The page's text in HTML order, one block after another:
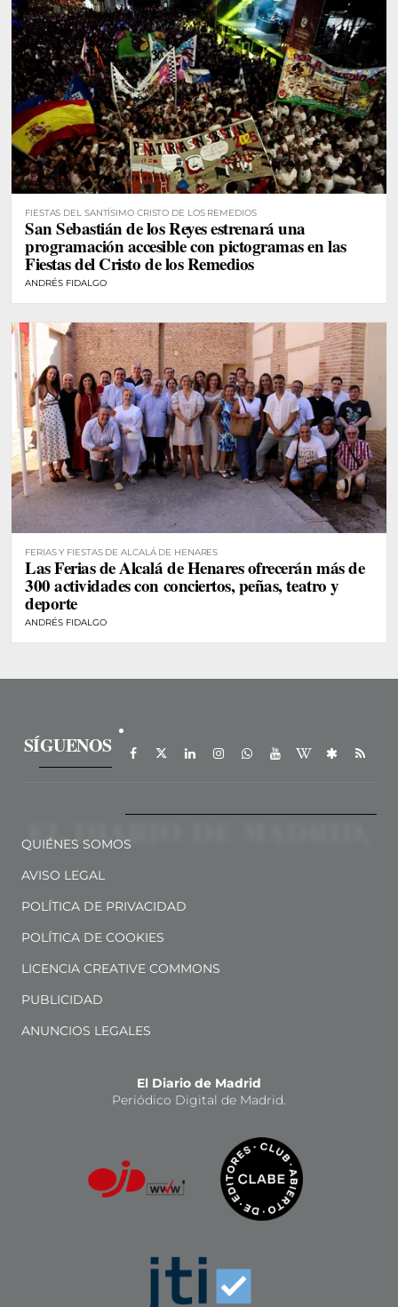
FIESTAS DEL SANTÍSIMO CRISTO DE LOS REMEDIOS
San Sebastián de los Reyes estrenará una
programación accesible con pictogramas en las
Fiestas del Cristo de los Remedios
ANDRÉS FIDALGO
FERIAS Y FIESTAS DE ALCALÁ DE HENARES
Las Ferias de Alcalá de Henares ofrecerán más de
300 actividades con conciertos, peñas, teatro y
deporte
ANDRÉS FIDALGO
SÍGUENOS
QUIÉNES SOMOS
AVISO LEGAL
POLÍTICA DE PRIVACIDAD
POLÍTICA DE COOKIES
LICENCIA CREATIVE COMMONS
PUBLICIDAD
ANUNCIOS LEGALES
El Diario de Madrid
Periódico Digital de Madrid.